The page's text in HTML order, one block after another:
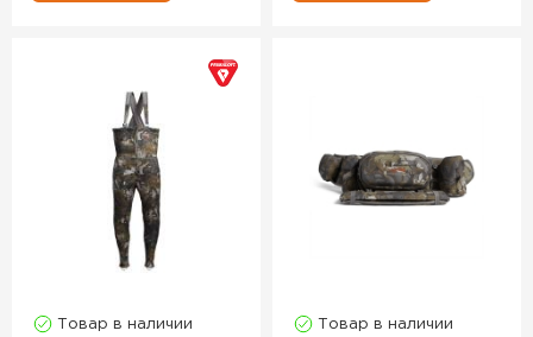
Товар в наличии Товар в наличии